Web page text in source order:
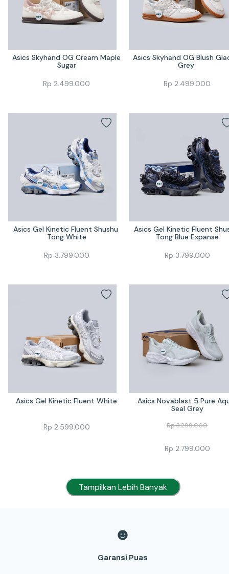
Asics Skyhand OG Cream Maple
Sugar
Rp 2.499.000
Asics Skyhand OG Blush
Grey
Rp 2.499.000
Asics Gel Kinetic Fluent Shushu
Tong White
Rp 3.799.000
Asics Gel Kinetic Fluent
Tong Blue Expanse
Rp 3.799.000
Asics Gel Kinetic Fluent White
Rp 2.599.000
Asics Novablast 5 Pure
Seal Grey
Rp3.299.000
Rp 2.799.000
Tampilkan Lebih Banyak
Garansi Puas